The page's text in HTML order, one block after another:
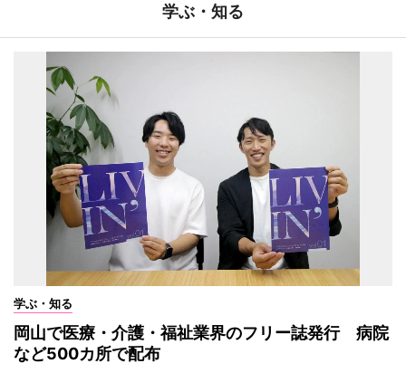
学ぶ・知る
学ぶ・知る
岡山で医療・介護・福祉業界のフリー誌発行 病院
など500カ所で配布